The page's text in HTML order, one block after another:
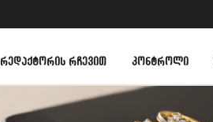
ᲠᲔᲓᲐᲥᲢᲝᲠᲘᲡ ᲠᲩᲔᲕᲘᲗ ᲙᲝᲜᲢᲠᲝᲚᲘ